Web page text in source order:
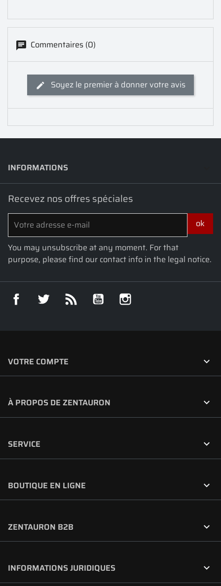
Commentaires (0)
Soyez le premier à donner votre avis
INFORMATIONS
Recevez nos offres spéciales
You may unsubscribe at any moment. For that
purpose, please find our contact info in the legal notice.
Facebook Twitter YouTube
VOTRE COMPTE 
À PROPOS DE ZENTAURON 
SERVICE 
BOUTIQUE EN LIGNE 
ZENTAURON B2B 
INFORMATIONS JURIDIQUES 